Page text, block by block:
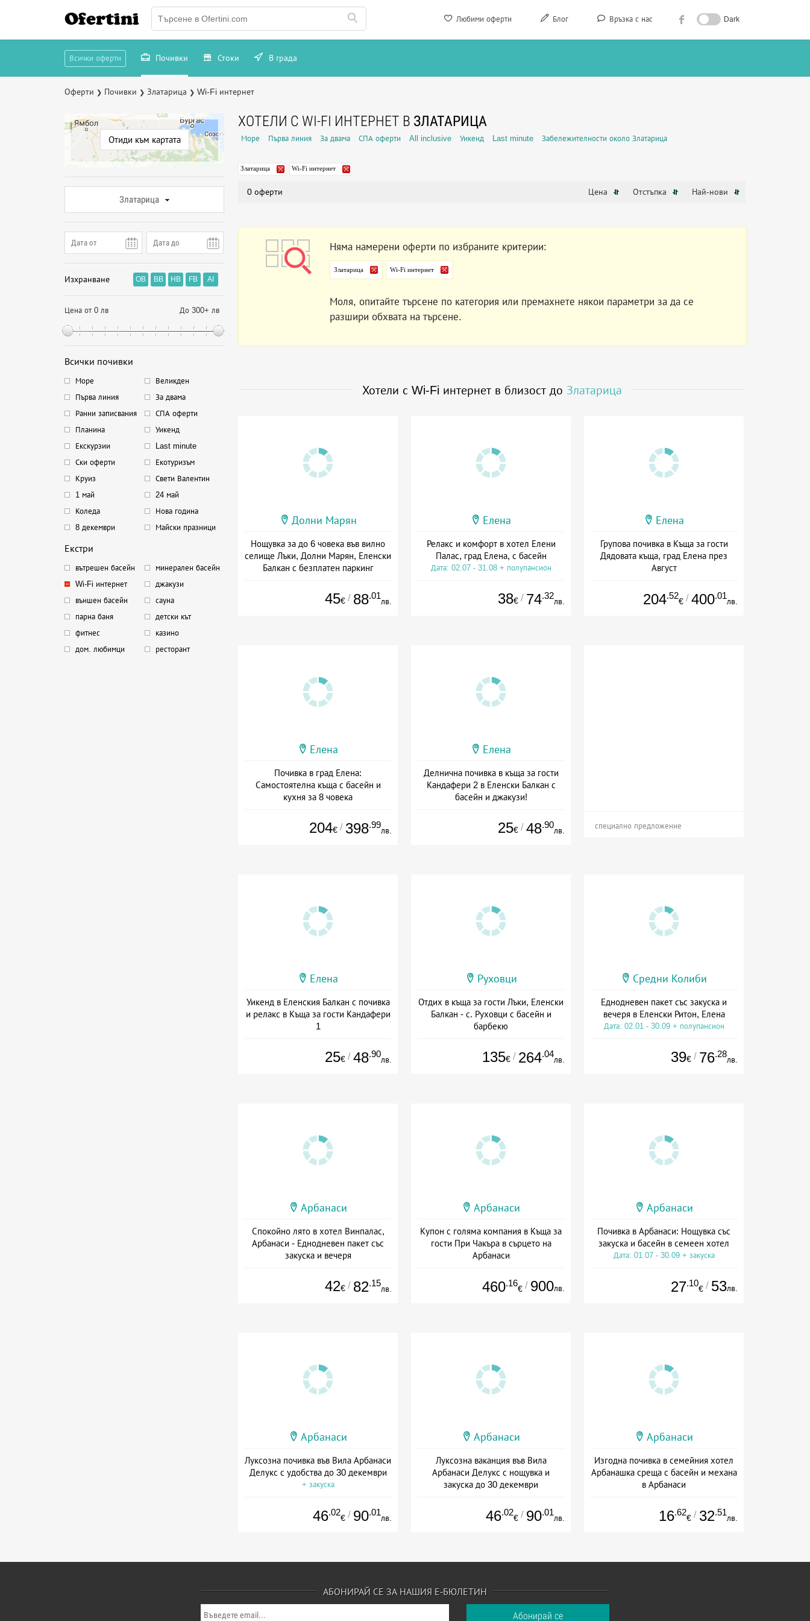
Любими оферти Блог Връзка с нас Dark
Ofertini
Всички оферти Почивки Стоки В града
Оферти ❯ Почивки ❯ Златарица ❯ Wi-Fi интернет
Отиди към картата
Златарица
Изхранване OB BB HB FB AI
Цена от 0 лв До 300+ лв
Всички почивки
Море
Великден
Първа линия
За двама
Ранни записвания
СПА оферти
Планина
Уикенд
Екскурзии
Last minute
Ски оферти
Екотуризъм
Круиз
Свети Валентин
1 май
24 май
Коледа
Нова година
8 декември
Майски празници
Екстри
вътрешен басейн
минерален басейн
Wi-Fi интернет
джакузи
външен басейн
сауна
парна баня
детски кът
фитнес
казино
дом. любимци
ресторант
ХОТЕЛИ С WI-FI ИНТЕРНЕТ В ЗЛАТАРИЦА
Море Първа линия За двама СПА оферти All inclusive Уикенд Last minute Забележителности около Златарица
Златарица Wi-Fi интернет
0 оферти Цена Отстъпка Най-нови
Няма намерени оферти по избраните критерии:
Златарица Wi-Fi интернет
Моля, опитайте търсене по категория или премахнете някои параметри за да се
разшири обхвата на търсене.
Хотели с Wi-Fi интернет в близост до Златарица
Долни Марян
Нощувка за до 6 човека във вилно
селище Лъки, Долни Марян, Еленски
Балкан с безплатен паркинг
45€ / 88.01
лв.
Елена
Релакс и комфорт в хотел Елени
Палас, град Елена, с басейн
Дата: 02.07 - 31.08 + полупансион
38€ / 74.32
лв.
Елена
Групова почивка в Къща за гости
Дядовата къща, град Елена през
Август
204.52
€ / 400.01
лв.
Елена
Почивка в град Елена:
Самостоятелна къща с басейн и
кухня за 8 човека
204€ / 398.99
лв.
Елена
Делнична почивка в къща за гости
Кандафери 2 в Еленски Балкан с
басейн и джакузи!
25€ / 48.90
лв. специално предложение
Елена
Уикенд в Еленския Балкан с почивка
и релакс в Къща за гости Кандафери
1
25€ / 48.90
лв.
Руховци
Отдих в къща за гости Лъки, Еленски
Балкан - с. Руховци с басейн и
барбекю
135€ / 264.04
лв.
Средни Колиби
Еднодневен пакет със закуска и
вечеря в Еленски Ритон, Елена
Дата: 02.01 - 30.09 + полупансион
39€ / 76.28
лв.
Арбанаси
Спокойно лято в хотел Винпалас,
Арбанаси - Еднодневен пакет със
закуска и вечеря
42€ / 82.15
лв.
Арбанаси
Купон с голяма компания в Къща за
гости При Чакъра в сърцето на
Арбанаси
460.16
€ / 900лв.
Арбанаси
Почивка в Арбанаси: Нощувка със
закуска и басейн в семеен хотел
Дата: 01.07 - 30.09 + закуска
27.10
€ / 53лв.
Арбанаси
Луксозна почивка във Вила Арбанаси
Делукс с удобства до 30 декември
+ закуска
46.02
€ / 90.01
лв.
Арбанаси
Луксозна ваканция във Вила
Арбанаси Делукс с нощувка и
закуска до 30 декември
46.02
€ / 90.01
лв.
Арбанаси
Изгодна почивка в семейния хотел
Арбанашка среща с басейн и механа
в Арбанаси
16.62
€ / 32.51
лв.
АБОНИРАЙ СЕ ЗА НАШИЯ Е-БЮЛЕТИН